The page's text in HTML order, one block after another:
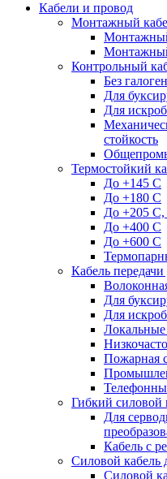
Кабели и провод
Монтажный
Контрольный
Без
Для
Для
стойкость
Термостойкий
До +145 С
До +180 C
До +205 С,
До +400 C
До +600 С
Кабель
Для
Для
Пожарная
Гибкий силовой
Для
Кабель с
Силовой кабель
Силовой